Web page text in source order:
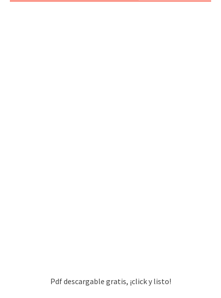
Pdf descargable gratis, ¡click y listo!